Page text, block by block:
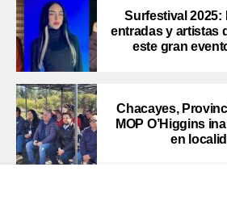
Surfestival 2025:
entradas y artistas
este gran
Chacayes,
MOP O’Higgins
en